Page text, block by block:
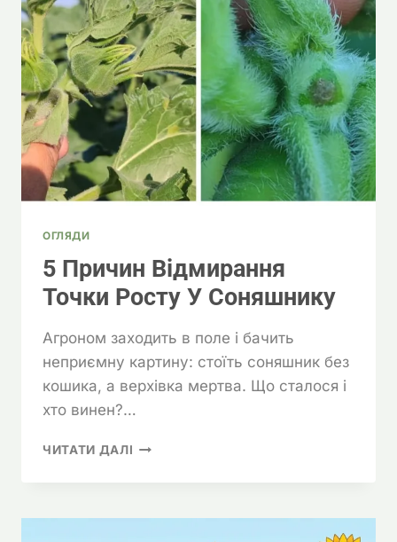
ПІДОШВА
ТА
ГЕРБІЦИД
ЗНИЩИЛИ
ВРОЖАЙ
НА
90
ГЕКТАРАХ
ОГЛЯДИ
5 Причин Відмирання
Точки Росту У Соняшнику
Агроном заходить в поле і бачить
неприємну картину: стоїть соняшник без
кошика, а верхівка мертва. Що сталося і
хто винен?…
ЧИТАТИ ДАЛІ
РОСТУ